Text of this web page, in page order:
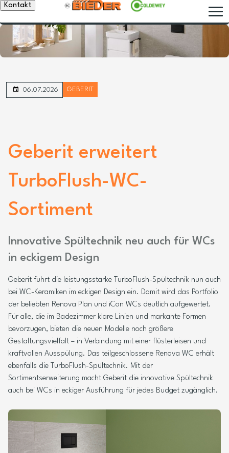
Kontakt
06.07.2026 GEBERIT
Geberit erweitert
TurboFlush-WC-
Sortiment
Innovative Spültechnik neu auch für WCs
in eckigem Design
Geberit führt die leistungsstarke TurboFlush-Spültechnik nun auch
bei WC-Keramiken im eckigen Design ein. Damit wird das Portfolio
der beliebten Renova Plan und iCon WCs deutlich aufgewertet.
Für alle, die im Badezimmer klare Linien und markante Formen
bevorzugen, bieten die neuen Modelle noch größere
Gestaltungsvielfalt – in Verbindung mit einer flüsterleisen und
kraftvollen Ausspülung. Das teilgeschlossene Renova WC erhält
ebenfalls die TurboFlush-Spültechnik. Mit der
Sortimentserweiterung macht Geberit die innovative Spültechnik
auch bei WCs in eckiger Ausführung für jedes Budget zugänglich.